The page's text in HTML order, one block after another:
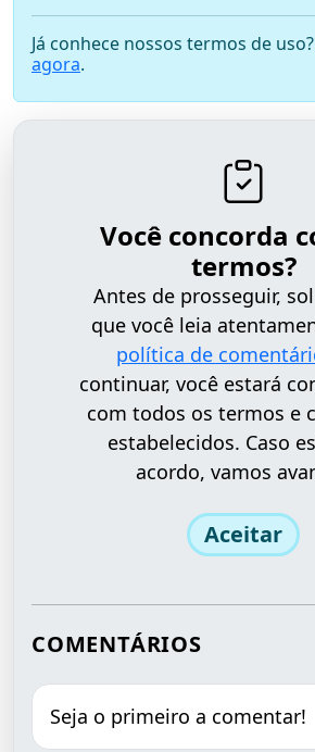
Já conhece nossos termos de uso?
agora.
Você concorda
termos?
Antes de prosseguir,
que você leia
política de
continuar, você estará
com todos os termos e
estabelecidos. Caso
acordo, vamos
Aceitar
COMENTÁRIOS
Seja o primeiro a comentar!